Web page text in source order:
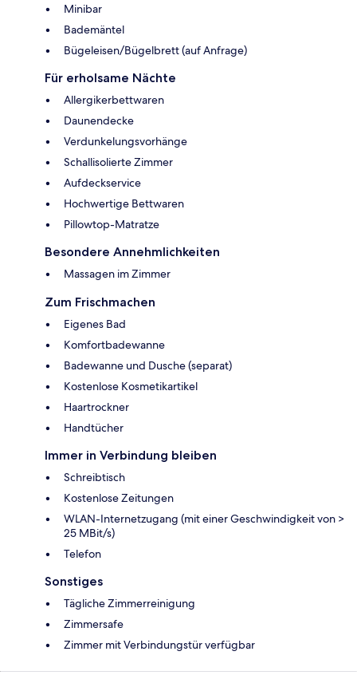
Minibar
Bademäntel
Bügeleisen/Bügelbrett (auf Anfrage)
Für erholsame Nächte
Allergikerbettwaren
Daunendecke
Verdunkelungsvorhänge
Schallisolierte Zimmer
Aufdeckservice
Hochwertige Bettwaren
Pillowtop-Matratze
Besondere Annehmlichkeiten
Massagen im Zimmer
Zum Frischmachen
Eigenes Bad
Komfortbadewanne
Badewanne und Dusche (separat)
Kostenlose Kosmetikartikel
Haartrockner
Handtücher
Immer in Verbindung bleiben
Schreibtisch
Kostenlose Zeitungen
WLAN-Internetzugang (mit einer Geschwindigkeit von >
25 MBit/s)
Telefon
Sonstiges
Tägliche Zimmerreinigung
Zimmersafe
Zimmer mit Verbindungstür verfügbar